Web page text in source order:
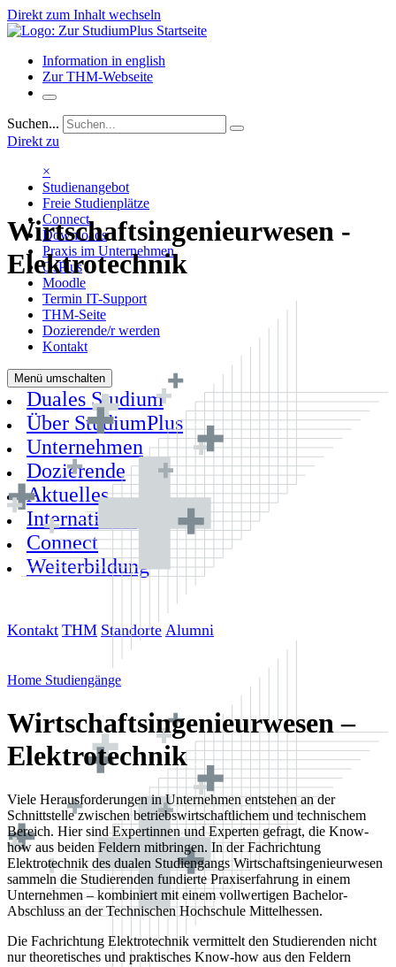
Direkt zum Inhalt wechseln
Information in english
Zur THM-Webseite
Suchen...
Direkt zu
×
Studienangebot
Freie Studienplätze
Connect
Downloads
Praxis im Unternehmen
OsPlus
Moodle
Termin IT-Support
THM-Seite
Dozierende/r werden
Kontakt
Menü umschalten
Duales Studium
Über StudiumPlus
Unternehmen
Dozierende
Aktuelles
International
Connect
Weiterbildung
Kontakt THM Standorte Alumni
Wirtschaftsingenieur­wesen -
Elektrotechnik
Home Studiengänge
Wirtschaftsingenieurwesen –
Elektrotechnik
Viele Herausforderungen in Unternehmen entstehen an der
Schnittstelle zwischen betriebswirtschaftlichem und technischem
Bereich. Hier sind Expertinnen und Experten gefragt, die Know-
how aus beiden Feldern mitbringen. In der Fachrichtung
Elektrotechnik des dualen Studiengangs Wirtschaftsingenieurwesen
sammeln die Studierenden fundierte Praxiserfahrung in einem
Unternehmen – kombiniert mit einem vollwertigen Bachelor-
Abschluss an der Technischen Hochschule Mittelhessen.
Die Fachrichtung Elektrotechnik vermittelt den Studierenden nicht
nur theoretisches und praktisches Know-how aus den Feldern